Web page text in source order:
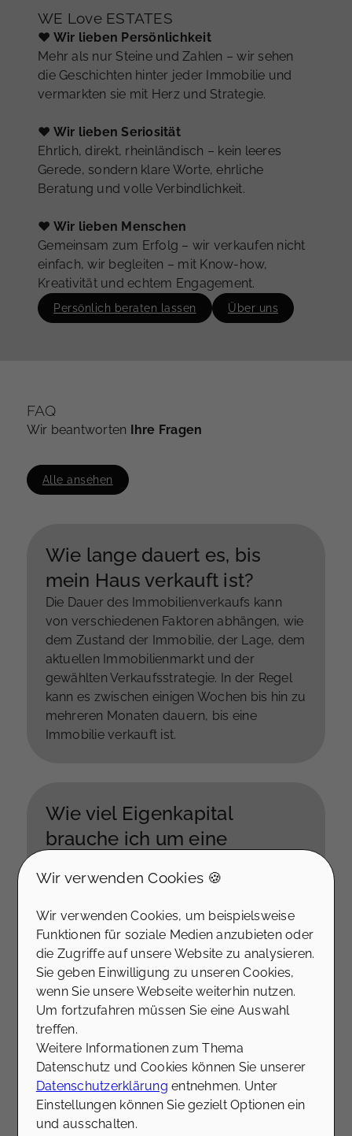
WE Love ESTATES
♥ Wir lieben Persönlichkeit
Mehr als nur Steine und Zahlen – wir sehen
die Geschichten hinter jeder Immobilie und
vermarkten sie mit Herz und Strategie.
♥ Wir lieben Seriosität
Ehrlich, direkt, rheinländisch – kein leeres
Gerede, sondern klare Worte, ehrliche
Beratung und volle Verbindlichkeit.
♥ Wir lieben Menschen
Gemeinsam zum Erfolg – wir verkaufen nicht
einfach, wir begleiten – mit Know-how,
Kreativität und echtem Engagement.
Persönlich beraten lassen Über uns
FAQ
Wir beantworten Ihre Fragen
Alle ansehen
Wie lange dauert es, bis
mein Haus verkauft ist?
Die Dauer des Immobilienverkaufs kann
von verschiedenen Faktoren abhängen, wie
dem Zustand der Immobilie, der Lage, dem
aktuellen Immobilienmarkt und der
gewählten Verkaufsstrategie. In der Regel
kann es zwischen einigen Wochen bis hin zu
mehreren Monaten dauern, bis eine
Immobilie verkauft ist.
Wie viel Eigenkapital
brauche ich um eine
finanzieren?
Das erforderliche Eigenkapital für den Kauf
einer Bestandsimmobilie hängt von
verschiedenen Faktoren ab, einschließlich
des Kaufpreises, der
Finanzierungskonditionen und der
individuellen Anforderungen der
Kreditgeber. In der Regel wird jedoch ein
Eigenkapitalanteil von etwa 20% des
Kaufpreises empfohlen, um eine günstige
Finanzierung zu erhalten.
Wir verwenden Cookies 🍪
Wir verwenden Cookies, um beispielsweise
Funktionen für soziale Medien anzubieten oder
die Zugriffe auf unsere Website zu analysieren.
Sie geben Einwilligung zu unseren Cookies,
wenn Sie unsere Webseite weiterhin nutzen.
Um fortzufahren müssen Sie eine Auswahl
treffen.
Weitere Informationen zum Thema
Datenschutz und Cookies können Sie unserer
Datenschutzerklärung entnehmen. Unter
Einstellungen können Sie gezielt Optionen ein
und ausschalten.